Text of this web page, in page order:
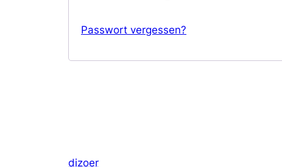
Passwort vergessen?
dizoer